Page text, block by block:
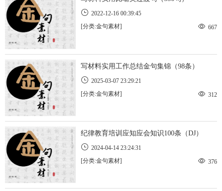
2022-12-16 00:39:45
[分类:金句素材]
667
写材料实用工作总结金句集锦（98条）
2025-03-07 23:29:21
[分类:金句素材]
312
纪律教育培训应知应会知识100条（DJ）
2024-04-14 23:24:31
[分类:金句素材]
376